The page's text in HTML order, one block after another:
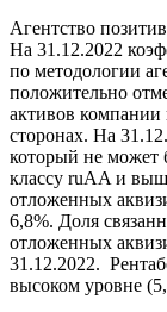
Агентство
На 31.12.2022
по методологии
положительно
активов компании
сторонах. На
который не может
классу ruAA и
отложенных
6,8%. Доля
отложенных
31.12.2022.
высоком уровне